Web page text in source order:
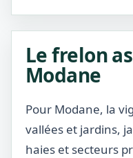
Le frelon
Modane
Pour Modane, la
vallées et jardins,
haies et secteurs